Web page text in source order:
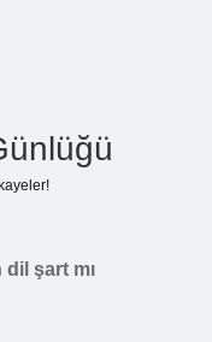
şart mı